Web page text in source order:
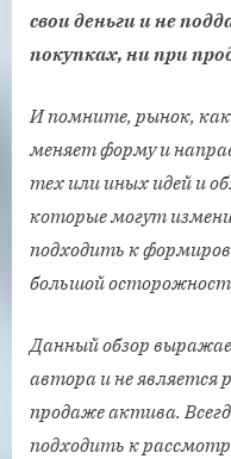
свои деньги и не
покупках, ни при
И помните, рынок,
меняет форму и
тех или иных идей и
которые могут
подходить к
большой
Данный обзор
автора и не является
продаже актива.
подходить к